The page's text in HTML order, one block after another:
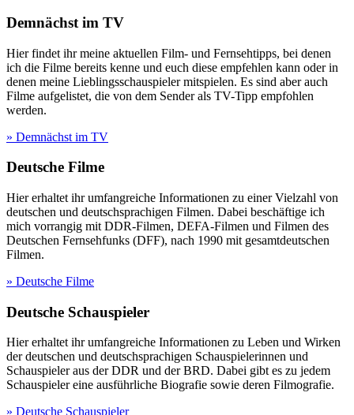
Demnächst im TV
Hier findet ihr meine aktuellen Film- und Fernsehtipps, bei denen
ich die Filme bereits kenne und euch diese empfehlen kann oder in
denen meine Lieblingsschauspieler mitspielen. Es sind aber auch
Filme aufgelistet, die von dem Sender als TV-Tipp empfohlen
werden.
» Demnächst im TV
Deutsche Filme
Hier erhaltet ihr umfangreiche Informationen zu einer Vielzahl von
deutschen und deutschsprachigen Filmen. Dabei beschäftige ich
mich vorrangig mit DDR-Filmen, DEFA-Filmen und Filmen des
Deutschen Fernsehfunks (DFF), nach 1990 mit gesamtdeutschen
Filmen.
» Deutsche Filme
Deutsche Schauspieler
Hier erhaltet ihr umfangreiche Informationen zu Leben und Wirken
der deutschen und deutschsprachigen Schauspielerinnen und
Schauspieler aus der DDR und der BRD. Dabei gibt es zu jedem
Schauspieler eine ausführliche Biografie sowie deren Filmografie.
» Deutsche Schauspieler